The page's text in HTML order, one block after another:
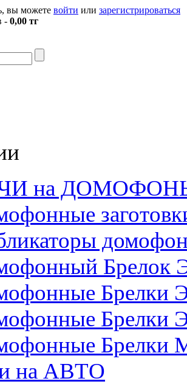
вы можете войти или зарегистрироваться
- 0,00 тг
на
Брелок
Брелки
Брелки
Брелки
на АВТО